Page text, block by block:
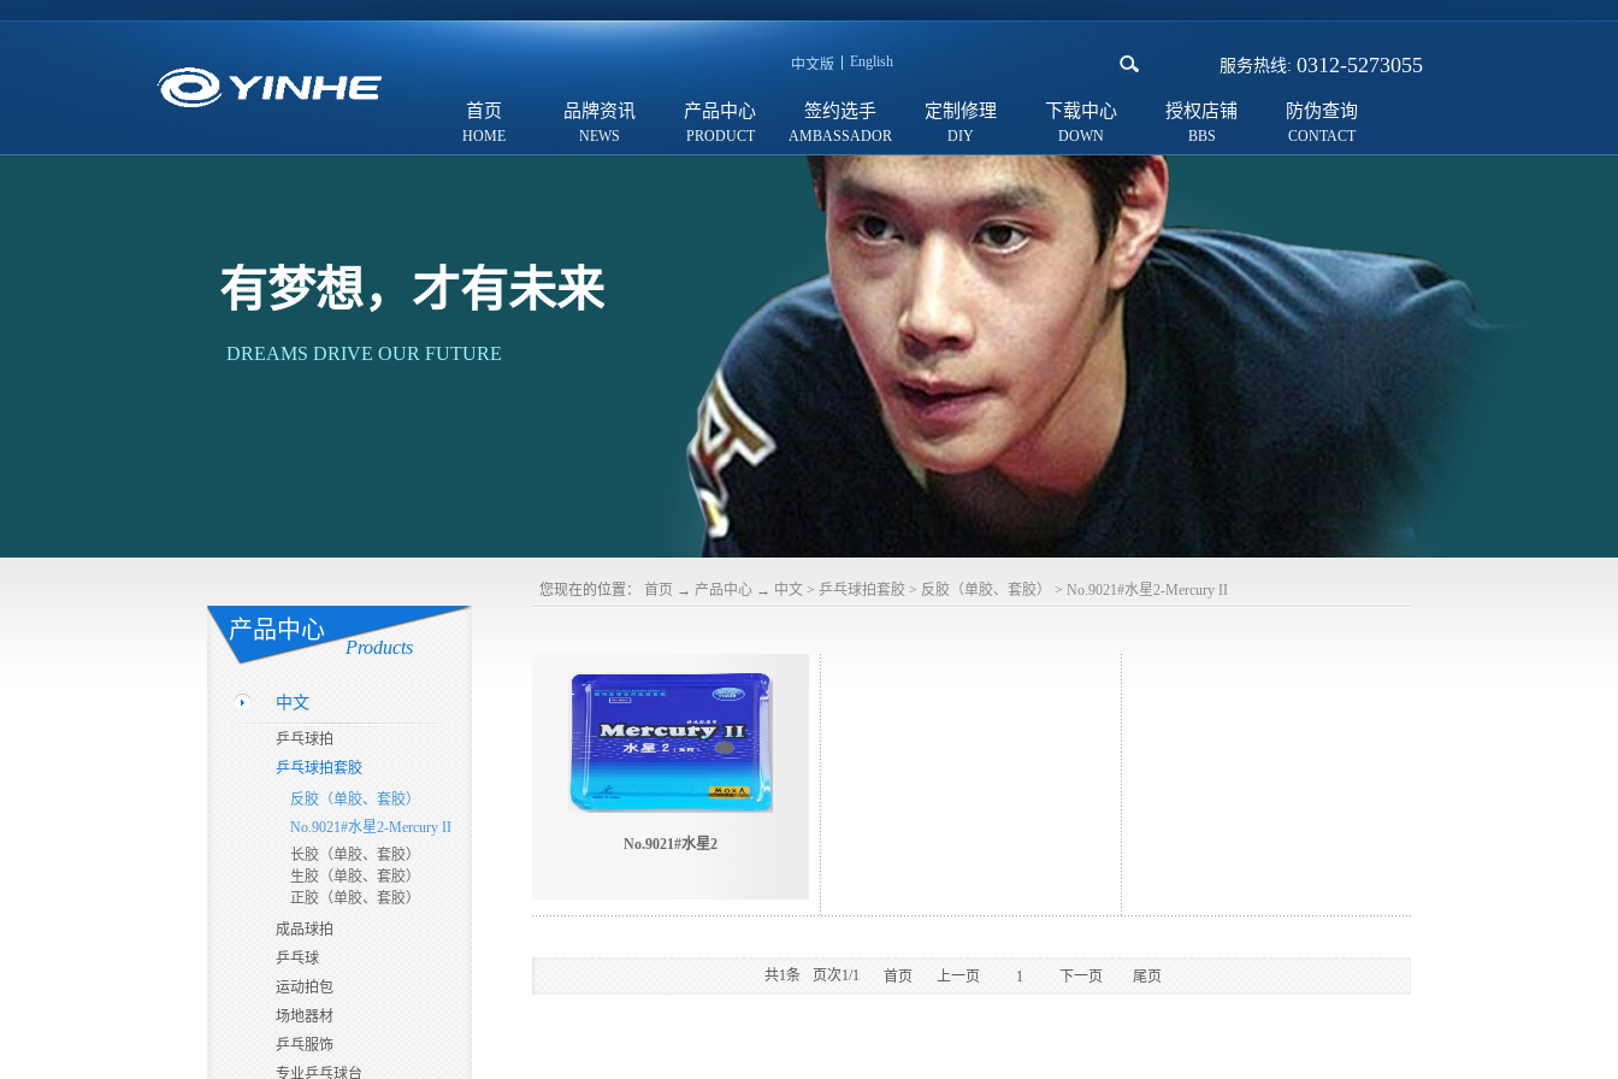
中文版 English 服务热线: 0312-5273055
首页 品牌资讯 产品中心 签约选手 定制修理 下载中心 授权店铺 防伪查询
有梦想，才有未来
DREAMS DRIVE OUR FUTURE
产品中心
Products
中文
乒乓球拍
乒乓球拍套胶
反胶（单胶、套胶）
No.9021#水星2-Mercury II
长胶（单胶、套胶）
生胶（单胶、套胶）
正胶（单胶、套胶）
成品球拍
乒乓球
运动拍包
场地器材
乒乓服饰
专业乒乓球台
您现在的位置： 首页 → 产品中心 → 中文 > 乒乓球拍套胶 > 反胶（单胶、套胶） > No.9021#水星2-Mercury II
No.9021#水星2
共1条 页次1/1 首页 上一页 1 下一页 尾页